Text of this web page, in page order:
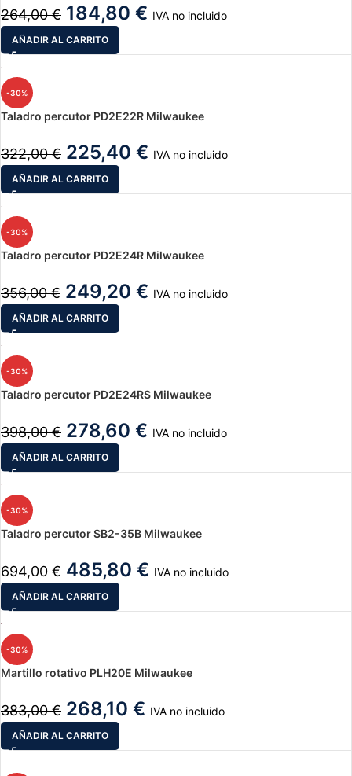
264,00€ 184,80 € IVA no incluido
AÑADIR AL CARRITO
-30%
Taladro percutor PD2E22R Milwaukee
322,00€ 225,40 € IVA no incluido
AÑADIR AL CARRITO
-30%
Taladro percutor PD2E24R Milwaukee
356,00€ 249,20 € IVA no incluido
AÑADIR AL CARRITO
-30%
Taladro percutor PD2E24RS Milwaukee
398,00€ 278,60 € IVA no incluido
AÑADIR AL CARRITO
-30%
Taladro percutor SB2-35B Milwaukee
694,00€ 485,80 € IVA no incluido
AÑADIR AL CARRITO
-30%
Martillo rotativo PLH20E Milwaukee
383,00€ 268,10 € IVA no incluido
AÑADIR AL CARRITO